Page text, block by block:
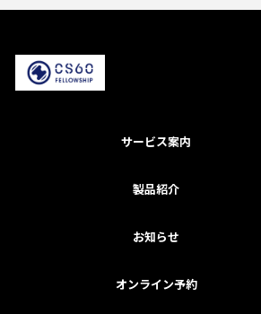
サービス案内
製品紹介
お知らせ
オンライン予約